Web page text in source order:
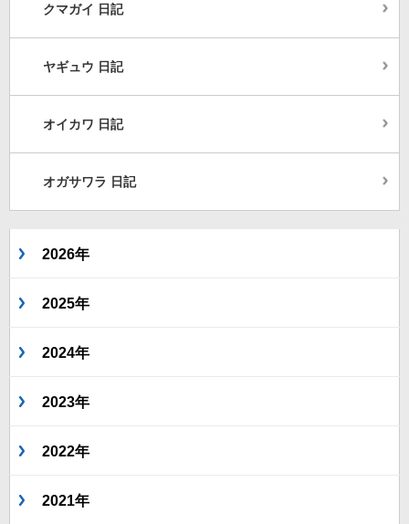
クマガイ 日記
ヤギュウ 日記
オイカワ 日記
オガサワラ 日記
2026年
2025年
2024年
2023年
2022年
2021年